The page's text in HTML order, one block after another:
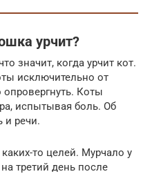
урчит?
значит, когда урчит кот.
исключительно от
опровергнуть. Коты
испытывая боль. Об
и речи.
то целей. Мурчало у
третий день после